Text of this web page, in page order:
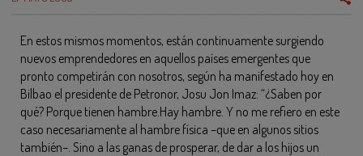
En estos mismos momentos, están continuamente surgiendo
nuevos emprendedores en aquellos países emergentes que
pronto competirán con nosotros, según ha manifestado hoy en
Bilbao el presidente de Petronor, Josu Jon Imaz: “¿Saben por
qué? Porque tienen hambre.Hay hambre. Y no me refiero en este
caso necesariamente al hambre física –que en algunos sitios
también–. Sino a las ganas de prosperar, de dar a los hijos un